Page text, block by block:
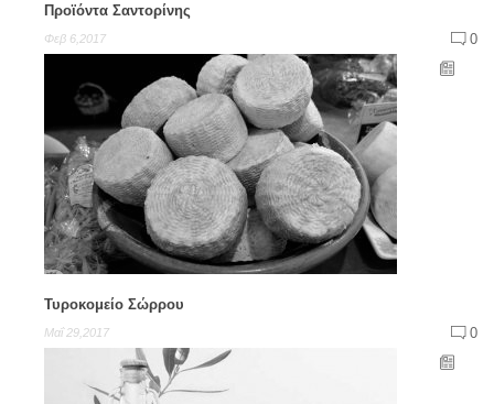
Προϊόντα Σαντορίνης
Φεβ 6,2017 0
Τυροκομείο Σώρρου
Μαΐ 29,2017 0